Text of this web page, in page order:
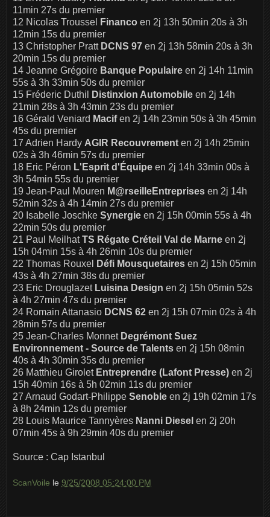
11min 27s du premier
12 Nicolas Troussel
Financo en 2j 13h 50min 20s à 3h
12min 15s du premier
13 Christopher Pratt DCNS 97 en 2j 13h 58min 20s à 3h
20min 15s du premier
14 Jeanne Grégoire Banque Populaire en 2j 14h 11min
55s à 3h 33min 50s du premier
15 Fréderic Duthil
Distinxion Automobile en 2j 14h
21min 28s à 3h 43min 23s du premier
16 Gérald Veniard Macifen 2j 14h 23min 50s à 3h 45min
45s du premier
17 Adrien Hardy AGIR Recouvrement en 2j 14h 25min
02s à 3h 46min 57s du premier
18 Eric Péron L'Esprit d'Équipe en 2j 14h 33min 00s à
3h 54min 55s du premier
19 Jean-Paul Mouren M@rseilleEntreprises en 2j 14h
52min 32s à 4h 14min 27s du premier
20 Isabelle Joschke Synergie en 2j 15h 00min 55s à 4h
22min 50s du premier
21 Paul MeilhatTS Régate Créteil Val de Marne en 2j
15h 04min 15s à 4h 26min 10s du premier
22 Thomas Rouxel
Défi Mousquetaires en 2j 15h 05min
43s à 4h 27min 38s du premier
23 Eric Drouglazet Luisina Design en 2j 15h 05min 52s
à 4h 27min 47s du premier
24 Romain Attanasio DCNS 62 en 2j 15h 07min 02s à 4h
28min 57s du premier
25 Jean-Charles Monnet Degrémont Suez
Environnement - Source de Talents en 2j 15h 08min
40s à 4h 30min 35s du premier
26 Matthieu Girolet Entreprendre (Lafont Presse) en 2j
15h 40min 16s à 5h 02min 11s du premier
27 Arnaud Godart-Philippe Senoble en 2j 19h 02min 17s
à 8h 24min 12s du premier
28 Louis Maurice Tannyères Nanni Diesel en 2j 20h
07min 45s à 9h 29min 40s du premier
Source : Cap Istanbul
ScanVoile le 9/25/2008 05:24:00 PM